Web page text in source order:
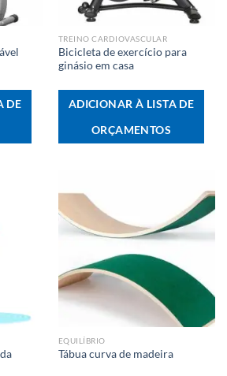
DE
TREINO CARDIOVASCULAR
Bicicleta de exercício para
ginásio em casa
ADICIONAR À LISTA DE
ORÇAMENTOS
EQUILÍBRIO
Tábua curva de madeira